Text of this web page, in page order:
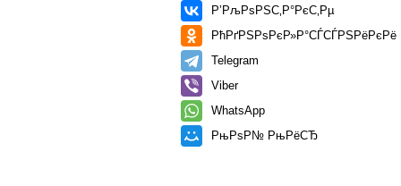
Р’РљРѕРЅС‚Р°РєС‚Рµ
РћРґРЅРѕРєР»Р°СЃСЃРЅРёРєРё
Telegram
Viber
WhatsApp
РњРѕР№ РњРёСЂ